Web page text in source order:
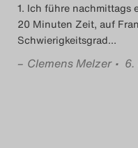
1. Ich führe nachmittags
20 Minuten Zeit, auf
Schwierigkeitsgrad…
– Clemens Melzer •